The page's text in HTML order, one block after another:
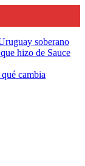
soberano
hizo de Sauce
cambia